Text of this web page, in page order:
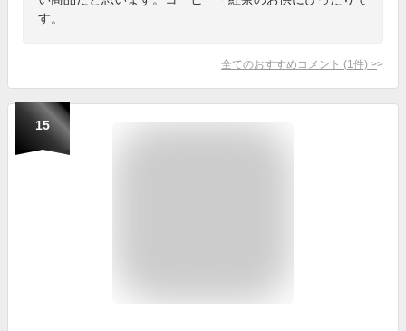
す。
全てのおすすめコメント (1 件) >
15